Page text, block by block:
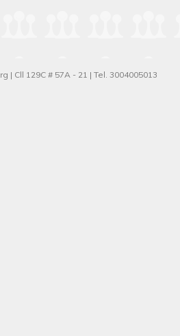
| Cll 129C # 57A - 21 | Tel. 3004005013